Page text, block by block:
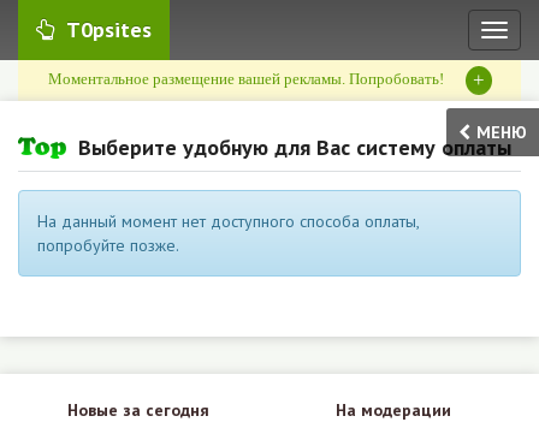
T0psites
Моментальное размещение вашей рекламы. Попробовать! +
МЕНЮ
Выберите удобную для Вас систему оплаты
На данный момент нет доступного способа оплаты,
попробуйте позже.
Новые за сегодня На модерации